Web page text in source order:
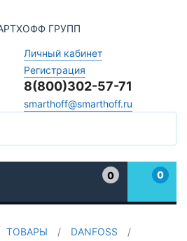
Личный кабинет
Регистрация
8(800)302-57-71
smarthoff@smarthoff.ru
0
0
ТОВАРЫ / DANFOSS
/